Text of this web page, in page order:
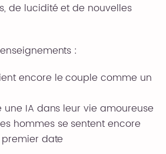
de lucidité et de nouvelles
:
encore le couple comme un
une IA dans leur vie amoureuse
hommes se sentent encore
date